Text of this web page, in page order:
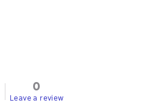
0
Leave a review